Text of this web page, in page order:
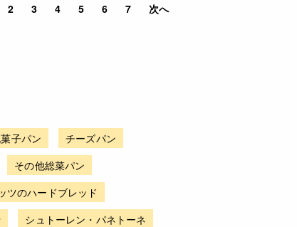
2 3 4 5 6 7 次へ
子パン
チーズパン
その他総菜パン
ツのハードブレッド
シュトーレン・パネトーネ